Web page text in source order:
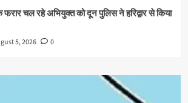
फरार चल रहे अभियुक्त को दून पुलिस ने हरिद्वार से किया
5, 2026 0